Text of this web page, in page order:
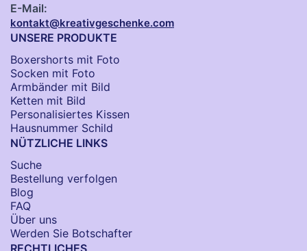
E-Mail:
kontakt@kreativgeschenke.com
UNSERE PRODUKTE
Boxershorts mit Foto
Socken​ mit Foto
Armbänder mit Bild​
Ketten mit Bild
Personalisiertes Kissen
Hausnummer Schild
NÜTZLICHE LINKS
Suche
Bestellung verfolgen
Blog
FAQ
Über uns
Werden Sie Botschafter
RECHTLICHES